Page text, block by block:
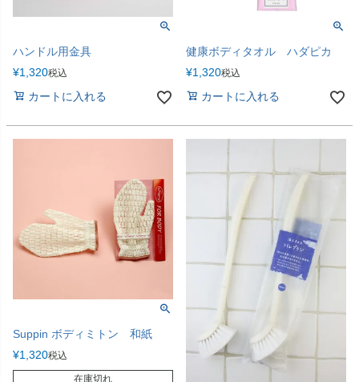
ハンドル用金具
¥1,320税込
カートに入れる
健康ボディタオル ハダピカ
¥1,320税込
カートに入れる
Suppin ボディミトン 和紙
¥1,320税込
在庫切れ